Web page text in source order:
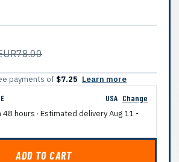
payments of $7.25 Learn more
USA Change
48 hours · Estimated deliveryAug 11 -
ADD TO CART